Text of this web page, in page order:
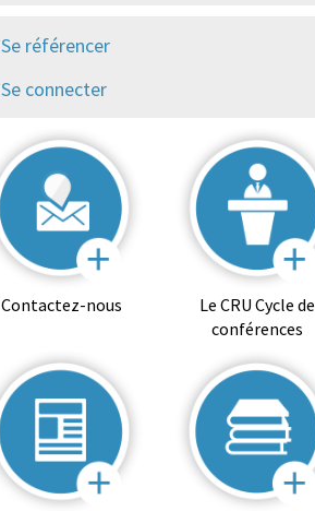
Se référencer
Se connecter
Contactez-nous
Le CRU Cycle de
conférences